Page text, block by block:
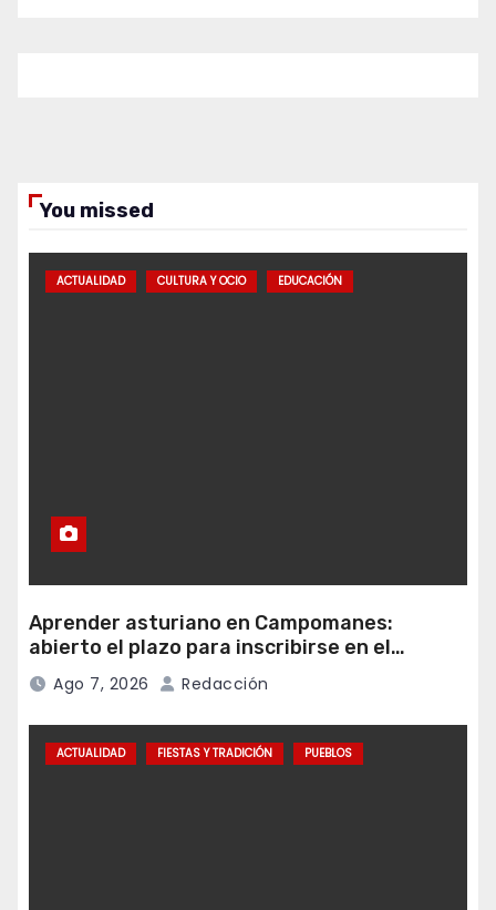
You missed
ACTUALIDAD CULTURA Y OCIO EDUCACIÓN
Aprender asturiano en Campomanes:
abierto el plazo para inscribirse en el
programa Falamos
Ago 7, 2026 Redacción
ACTUALIDAD FIESTAS Y TRADICIÓN PUEBLOS